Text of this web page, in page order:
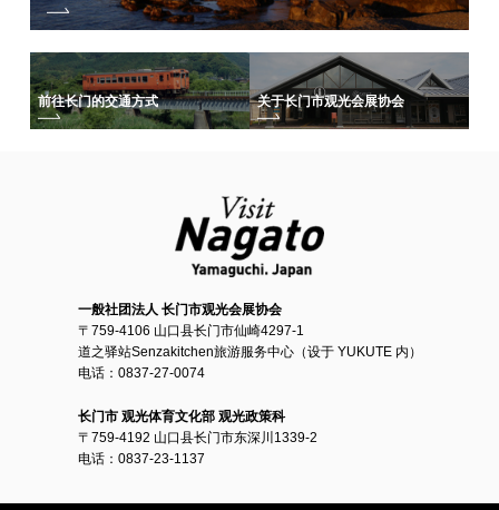
前往长门的交通方式 关于长门市观光会展协会
一般社团法人 长门市观光会展协会
〒759-4106 山口县长门市仙崎4297-1
道之驿站Senzakitchen旅游服务中心（设于 YUKUTE 内）
电话：0837-27-0074
长门市 观光体育文化部 观光政策科
〒759-4192 山口县长门市东深川1339-2
电话：0837-23-1137